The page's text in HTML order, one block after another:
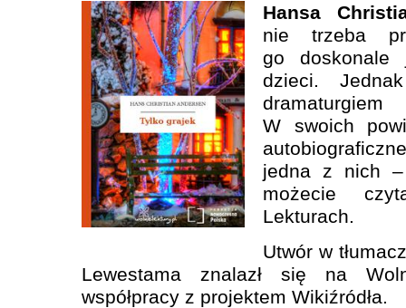
Hansa
nie trzeba
go doskonale
dzieci.
W swoich
jedna z nich
możecie
Lekturach.
Utwór w
Lewestama znalazł się na
współpracy z projektem Wikiźródła.